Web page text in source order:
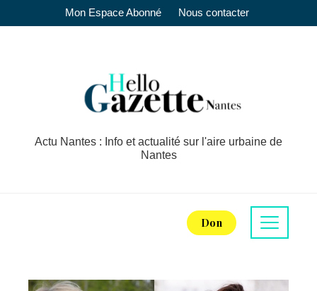
Mon Espace Abonné Nous contacter
Actu Nantes : Info et actualité sur l'aire urbaine de
Nantes
Don